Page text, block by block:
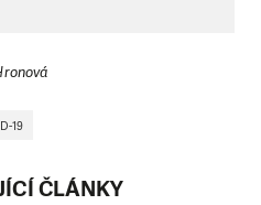
19
ČLÁNKY